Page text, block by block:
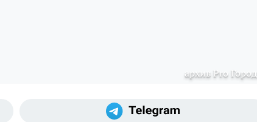
архив Pro Город